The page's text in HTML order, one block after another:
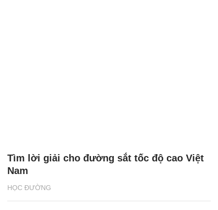
HỌC ĐƯỜNG
Tìm lời giải cho đường sắt tốc độ cao Việt
Nam